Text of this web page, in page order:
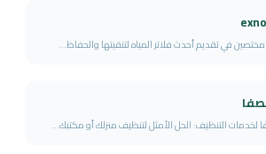
في تقديم أحدث فلاتر المياه لتنقيتها والحفاظ...
لخدمات التنظيف: الحل الأمثل لتنظيف منزلك أو مكتبك...